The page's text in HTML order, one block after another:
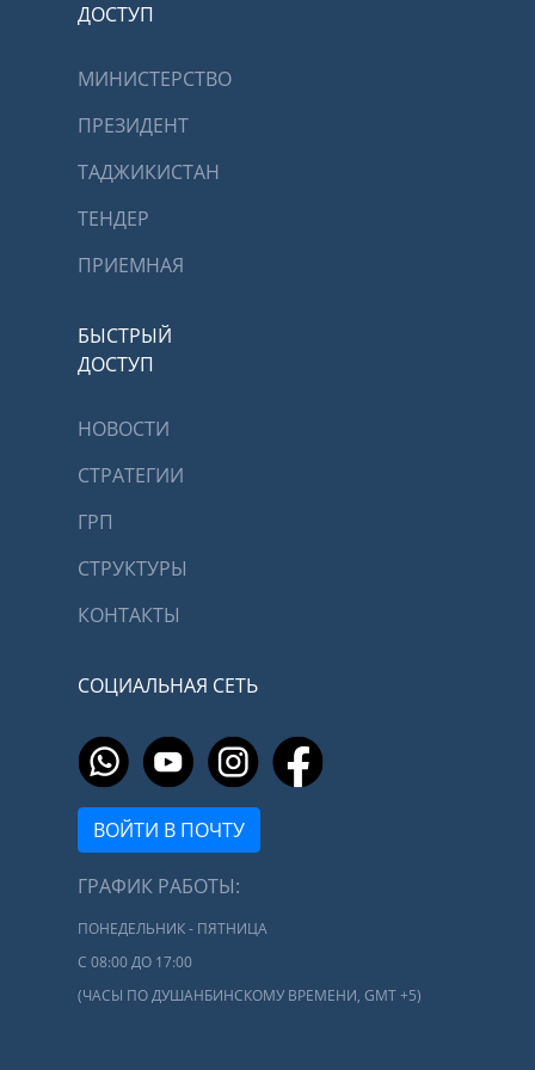
ДОСТУП
МИНИСТЕРСТВО
ПРЕЗИДЕНТ
ТАДЖИКИСТАН
ТЕНДЕР
ПРИЕМНАЯ
БЫСТРЫЙ
ДОСТУП
НОВОСТИ
СТРАТЕГИИ
ГРП
СТРУКТУРЫ
КОНТАКТЫ
СОЦИАЛЬНАЯ СЕТЬ
ВОЙТИ В ПОЧТУ
ГРАФИК РАБОТЫ:
ПОНЕДЕЛЬНИК - ПЯТНИЦА
С 08:00 ДО 17:00
(ЧАСЫ ПО ДУШАНБИНСКОМУ ВРЕМЕНИ, GMT +5)